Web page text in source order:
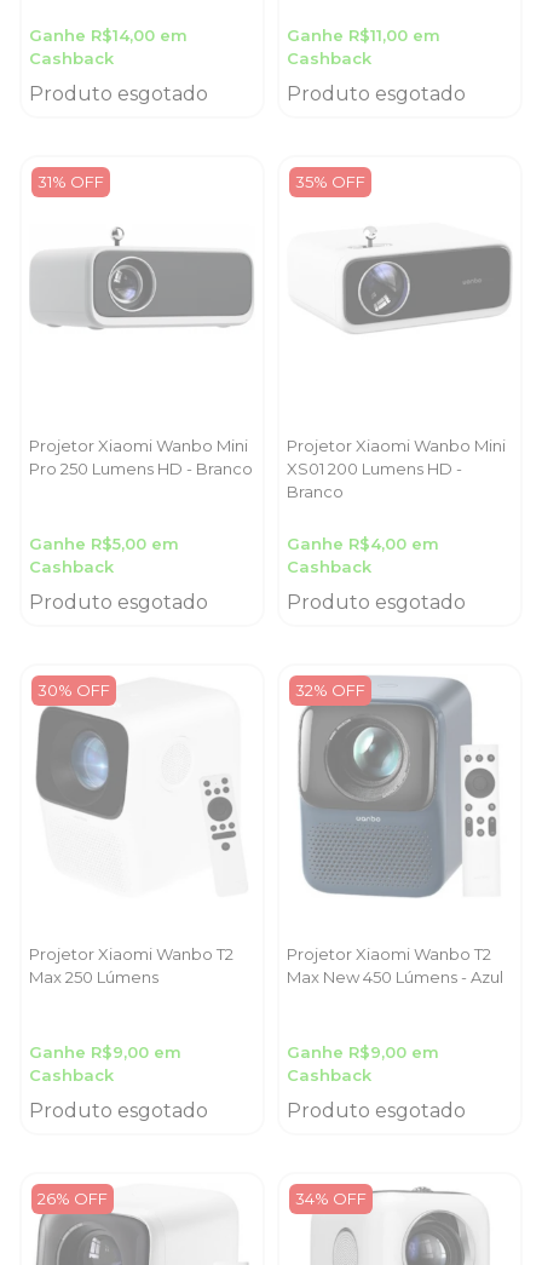
Ganhe R$14,00 em
Cashback
Produto esgotado
Ganhe R$11,00 em
Cashback
Produto esgotado
31% OFF
Projetor Xiaomi Wanbo Mini
Pro 250 Lumens HD - Branco
Ganhe R$5,00 em
Cashback
Produto esgotado
35% OFF
Projetor Xiaomi Wanbo Mini
XS01 200 Lumens HD -
Branco
Ganhe R$4,00 em
Cashback
Produto esgotado
30% OFF
Projetor Xiaomi Wanbo T2
Max 250 Lúmens
Ganhe R$9,00 em
Cashback
Produto esgotado
32% OFF
Projetor Xiaomi Wanbo T2
Max New 450 Lúmens - Azul
Ganhe R$9,00 em
Cashback
Produto esgotado
26% OFF 34% OFF